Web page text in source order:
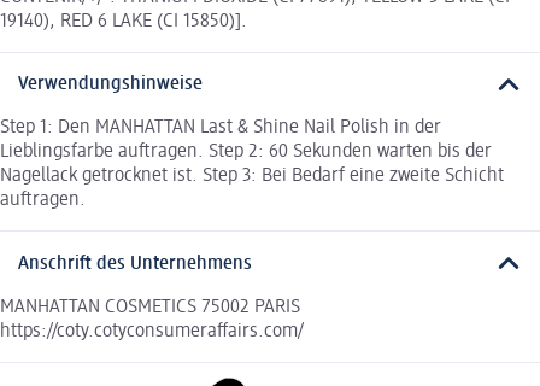
19140), RED 6 LAKE (CI 15850)].
Verwendungshinweise
Step 1: Den MANHATTAN Last & Shine Nail Polish in der
Lieblingsfarbe auftragen. Step 2: 60 Sekunden warten bis der
Nagellack getrocknet ist. Step 3: Bei Bedarf eine zweite Schicht
auftragen.
Anschrift des Unternehmens
MANHATTAN COSMETICS 75002 PARIS
https://coty.cotyconsumeraffairs.com/